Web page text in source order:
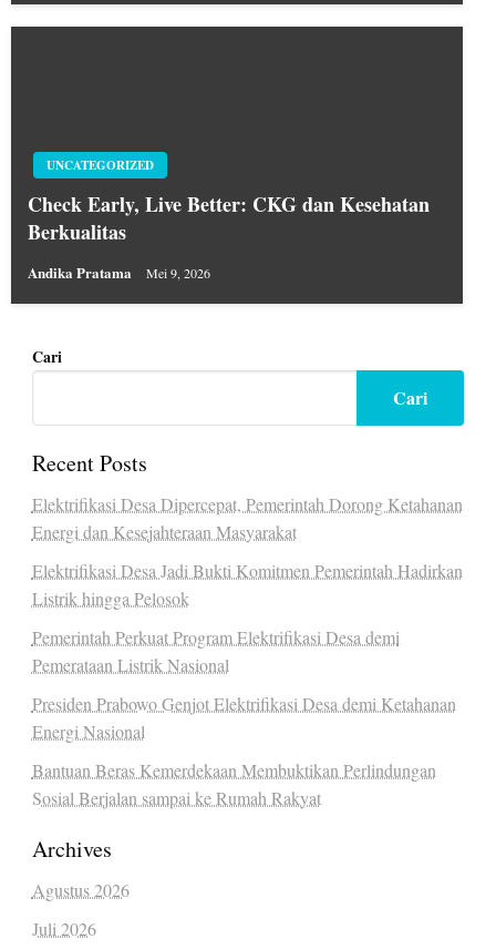
UNCATEGORIZED
Check Early, Live Better: CKG dan Kesehatan
Berkualitas
Andika Pratama Mei 9, 2026
Cari
Cari
Recent Posts
Elektrifikasi Desa Dipercepat, Pemerintah Dorong Ketahanan
Energi dan Kesejahteraan Masyarakat
Elektrifikasi Desa Jadi Bukti Komitmen Pemerintah Hadirkan
Listrik hingga Pelosok
Pemerintah Perkuat Program Elektrifikasi Desa demi
Pemerataan Listrik Nasional
Presiden Prabowo Genjot Elektrifikasi Desa demi Ketahanan
Energi Nasional
Bantuan Beras Kemerdekaan Membuktikan Perlindungan
Sosial Berjalan sampai ke Rumah Rakyat
Archives
Agustus 2026
Juli 2026